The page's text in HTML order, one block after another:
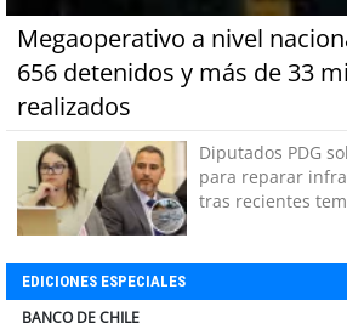
Megaoperativo a nivel
656 detenidos y más de 33
realizados
Diputados PDG
para reparar
tras recientes
EDICIONES ESPECIALES
ELECTROLUX